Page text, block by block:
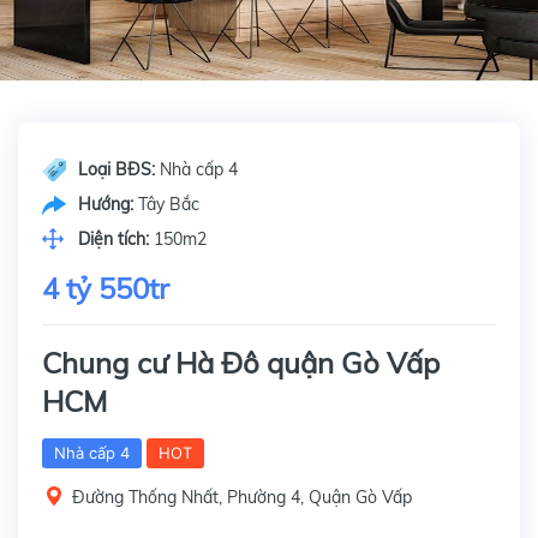
Loại BĐS: Nhà cấp 4
Hướng: Tây Bắc
Diện tích: 150m2
4 tỷ 550tr
Chung cư Hà Đô quận Gò Vấp
HCM
Nhà cấp 4 HOT
Đường Thống Nhất, Phường 4, Quận Gò Vấp